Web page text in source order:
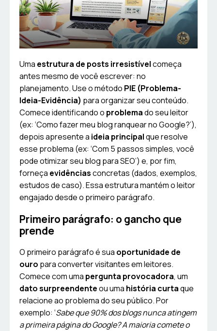
Uma estrutura de posts irresistívelcomeça
antes mesmo de você escrever: no
planejamento. Use o método PIE (Problema-
Ideia-Evidência) para organizar seu conteúdo.
Comece identificando o problemado seu leitor
(ex: ‘Como fazer meu blog ranquear no Google?’),
depois apresente a ideia principalque resolve
esse problema (ex: ‘Com 5 passos simples, você
pode otimizar seu blog para SEO’) e, por fim,
forneça evidênciasconcretas (dados, exemplos,
estudos de caso). Essa estrutura mantém o leitor
engajado desde o primeiro parágrafo.
Primeiro parágrafo: o gancho que
prende
O primeiro parágrafo é sua oportunidade de
ouro para converter visitantes em leitores.
Comece com uma pergunta provocadora, um
dato surpreendenteou uma história curtaque
relacione ao problema do seu público. Por
exemplo: ‘Sabe que 90% dos blogs nunca atingem
a primeira página do Google? A maioria comete o